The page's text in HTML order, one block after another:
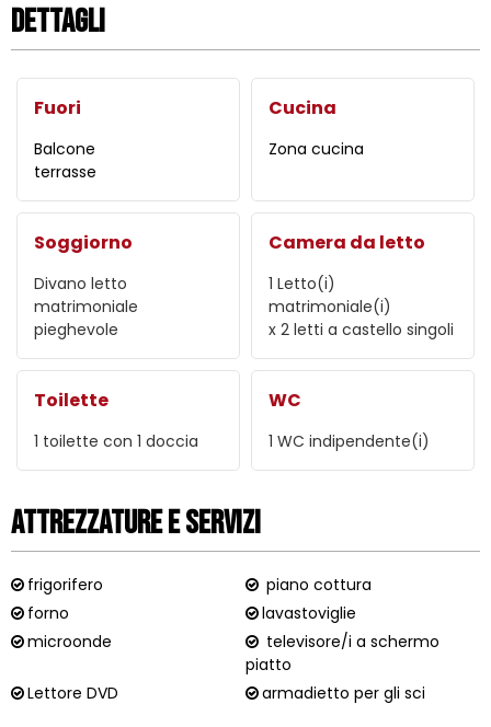
Dettagli
Fuori
Balcone
terrasse
Cucina
Zona cucina
Soggiorno
Divano letto
matrimoniale
pieghevole
Camera da letto
1 Letto(i)
matrimoniale(i)
x 2 letti a castello singoli
Toilette
1 toilette con 1 doccia
WC
1 WC indipendente(i)
Attrezzature e Servizi
frigorifero
piano cottura
forno
lavastoviglie
microonde
televisore/i a schermo
piatto
Lettore DVD
armadietto per gli sci